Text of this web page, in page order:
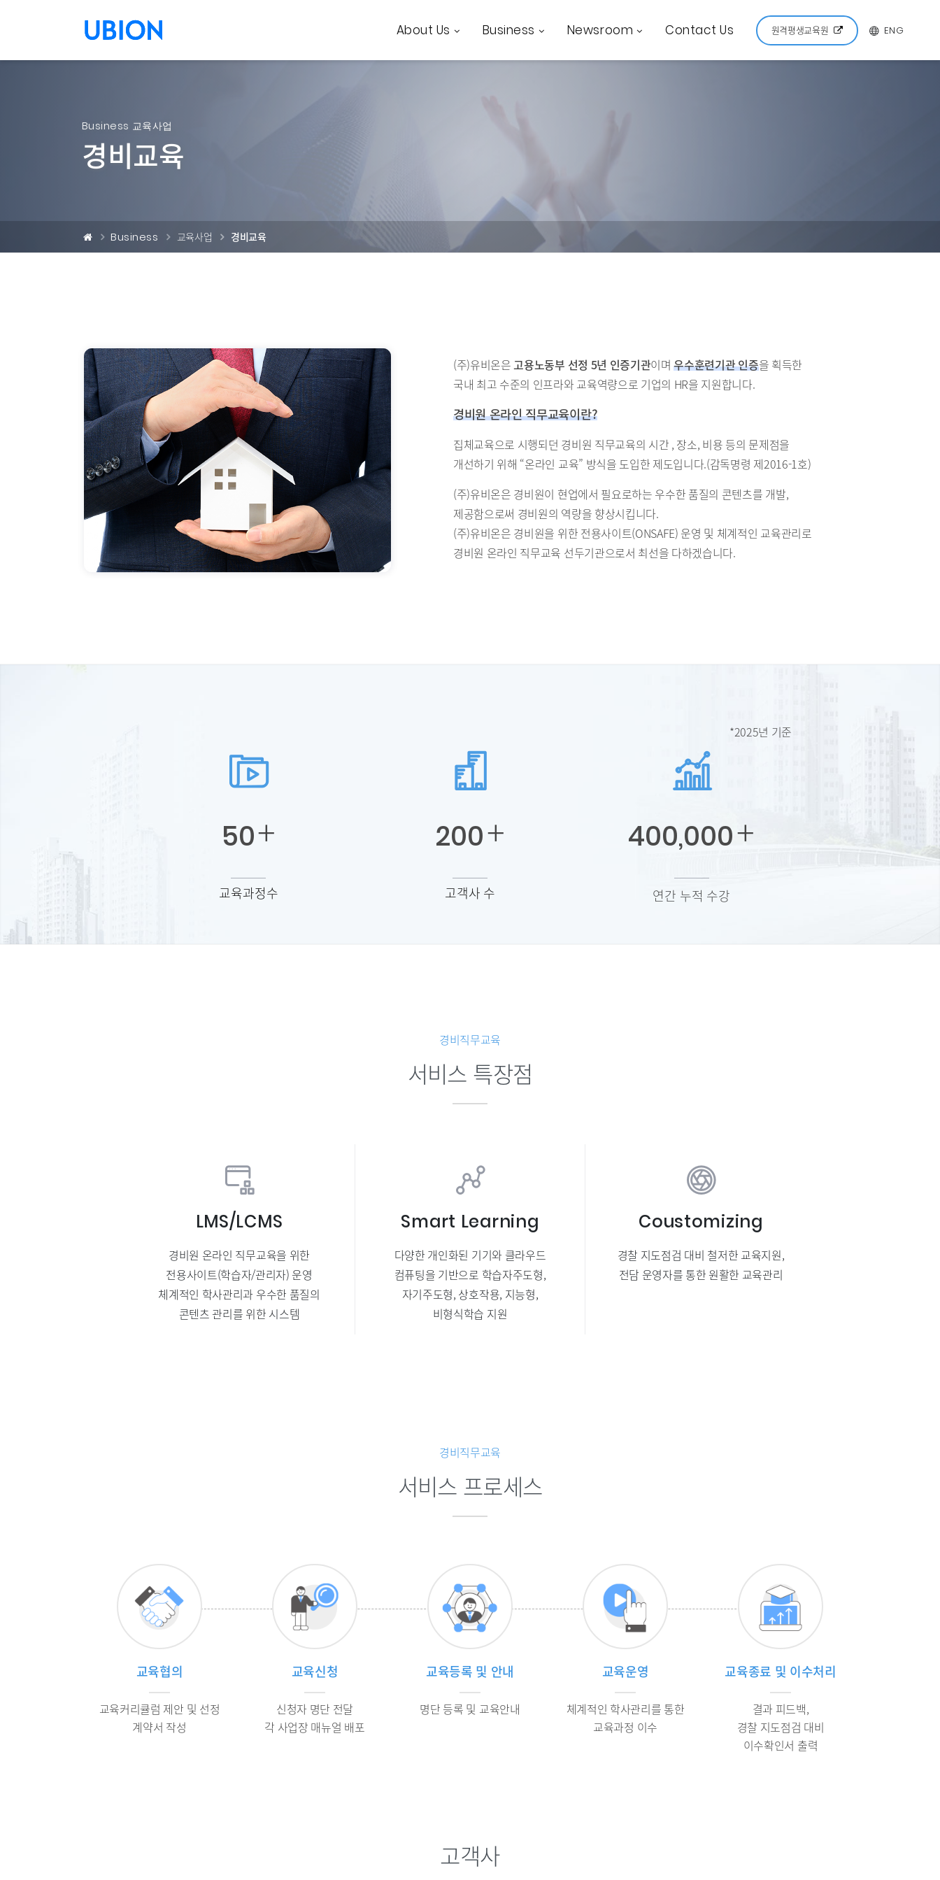
About Us Business Newsroom Contact Us 원격평생교육원 ENG
Business 교육사업
경비교육
Business 교육사업 경비교육
(주)유비온은 고용노동부 선정 5년 인증기관이며우수훈련기관 인증을 획득한
국내 최고 수준의 인프라와 교육역량으로 기업의 HR을 지원합니다.
경비원 온라인 직무교육이란?
집체교육으로 시행되던 경비원 직무교육의 시간 , 장소, 비용 등의 문제점을
개선하기 위해 “온라인 교육” 방식을 도입한 제도입니다.(감독명령 제2016-1호)
(주)유비온은 경비원이 현업에서 필요로하는 우수한 품질의 콘텐츠를 개발,
제공함으로써 경비원의 역량을 향상시킵니다.
(주)유비온은 경비원을 위한 전용사이트(ONSAFE) 운영 및 체계적인 교육관리로
경비원 온라인 직무교육 선두기관으로서 최선을 다하겠습니다.
*2025년 기준
50+
교육과정수
200+
고객사 수
400,000+
연간 누적 수강
경비직무교육
서비스 특장점
LMS/LCMS
경비원 온라인 직무교육을 위한
전용사이트(학습자/관리자) 운영
체계적인 학사관리과 우수한 품질의
콘텐츠 관리를 위한 시스템
Smart Learning
다양한 개인화된 기기와 클라우드
컴퓨팅을 기반으로 학습자주도형,
자기주도형, 상호작용, 지능형,
비형식학습 지원
Coustomizing
경찰 지도점검 대비 철저한 교육지원,
전담 운영자를 통한 원활한 교육관리
경비직무교육
서비스 프로세스
교육협의
교육커리큘럼 제안 및 선정
계약서 작성
교육신청
신청자 명단 전달
각 사업장 매뉴얼 배포
교육등록 및 안내
명단 등록 및 교육안내
교육운영
체계적인 학사관리를 통한
교육과정 이수
교육종료 및 이수처리
결과 피드백,
경찰 지도점검 대비
이수확인서 출력
고객사